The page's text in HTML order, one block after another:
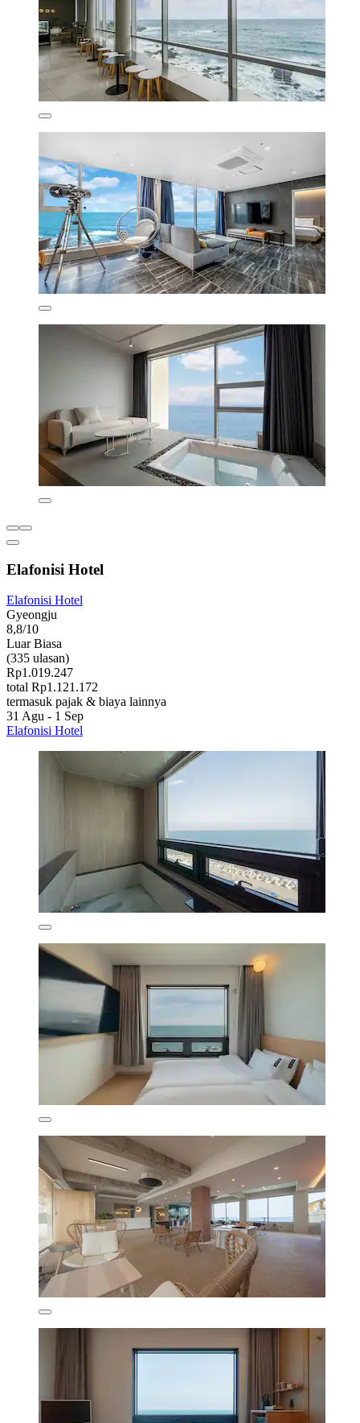
Elafonisi Hotel
Elafonisi Hotel
Gyeongju
8,8/10
Luar Biasa
(335 ulasan)
Rp1.019.247
total Rp1.121.172
termasuk pajak & biaya lainnya
31 Agu - 1 Sep
Elafonisi Hotel